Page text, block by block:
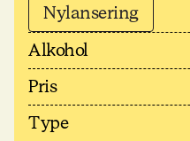
Nylansering
Alkohol
Pris
Type